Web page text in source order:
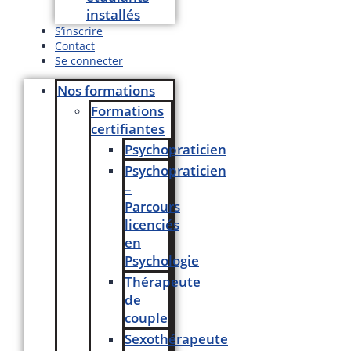
installés
S’inscrire
Contact
Se connecter
Nos formations
Formations
certifiantes
Psychopraticien
Psychopraticien
–
Parcours
licenciés
en
Psychologie
Thérapeute
de
couple
Sexothérapeute